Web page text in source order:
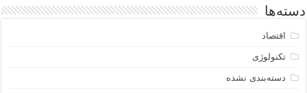
دسته‌ها
اقتصاد
تکنولوژی
دسته‌بندی نشده